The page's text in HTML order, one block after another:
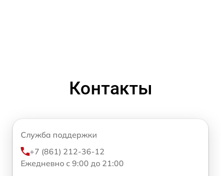
Контакты
Служба поддержки
+7 (861) 212-36-12
Ежедневно с 9:00 до 21:00